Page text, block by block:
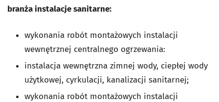
branża instalacje sanitarne:
wykonania robót montażowych instalacji
wewnętrznej centralnego ogrzewania:
instalacja wewnętrzna zimnej wody, ciepłej wody
użytkowej, cyrkulacji, kanalizacji sanitarnej;
wykonania robót montażowych instalacji